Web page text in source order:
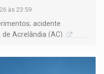
às 23:59
acidente
Acrelândia (AC)